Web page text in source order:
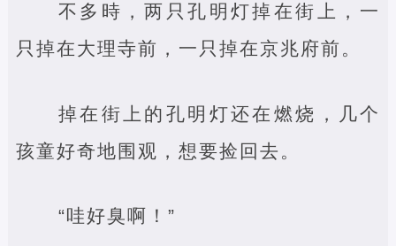
不多時，两只孔明灯掉在街上，一
只掉在大理寺前，一只掉在京兆府前。
掉在街上的孔明灯还在燃烧，几个
孩童好奇地围观，想要捡回去。
“哇好臭啊！”